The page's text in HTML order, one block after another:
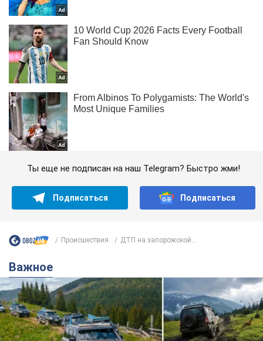
Ты еще не подписан на наш Telegram? Быстро жми!
Подписаться Подписаться
Происшествия ДТП на запорожской...
Важное